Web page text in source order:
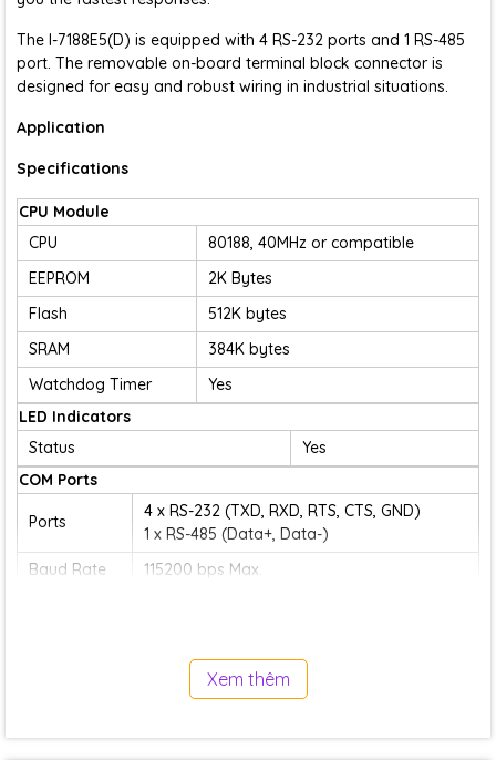
The I-7188E5(D) is equipped with 4 RS-232 ports and 1 RS-485
port. The removable on-board terminal block connector is
designed for easy and robust wiring in industrial situations.
Application
Specifications
CPU Module
CPU
80188, 40MHz or compatible
EEPROM
2K Bytes
Flash
512K bytes
SRAM
384K bytes
Watchdog Timer
Yes
LED Indicators
Status
Yes
COM Ports
Ports
4 x RS-232 (TXD, RXD, RTS, CTS, GND)
1 x RS-485 (Data+, Data-)
Baud Rate
115200 bps Max.
Ports
10BASE-T NE2000 compatible Ethernet Controller
Xem thêm